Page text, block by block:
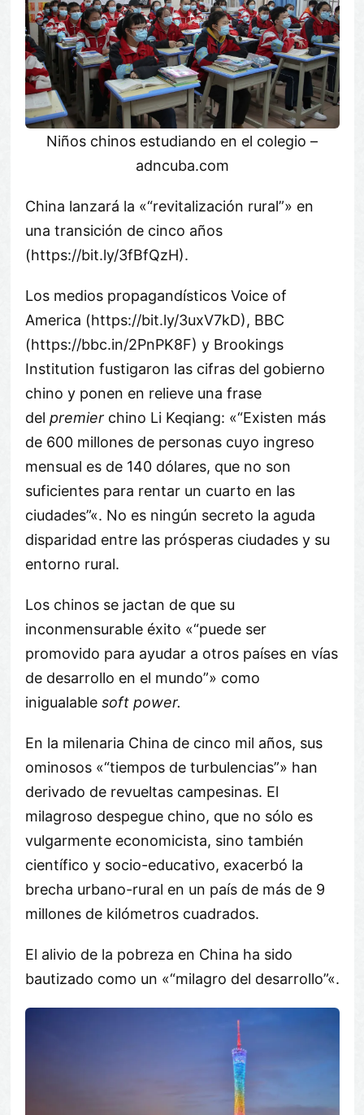
Niños chinos estudiando en el colegio –
adncuba.com
China lanzará la « revitalización rural » en
una transición de cinco años
(https://bit.ly/3fBfQzH).
Los medios propagandísticos Voice of
America (https://bit.ly/3uxV7kD), BBC
(https://bbc.in/2PnPK8F) y Brookings
Institution fustigaron las cifras del gobierno
chino y ponen en relieve una frase
del premierchino Li Keqiang: « Existen más
de 600 millones de personas cuyo ingreso
mensual es de 140 dólares, que no son
suficientes para rentar un cuarto en las
ciudades «. No es ningún secreto la aguda
disparidad entre las prósperas ciudades y su
entorno rural.
Los chinos se jactan de que su
inconmensurable éxito « puede ser
promovido para ayudar a otros países en vías
de desarrollo en el mundo » como
inigualable soft power.
En la milenaria China de cinco mil años, sus
ominosos « tiempos de turbulencias » han
derivado de revueltas campesinas. El
milagroso despegue chino, que no sólo es
vulgarmente economicista, sino también
científico y socio-educativo, exacerbó la
brecha urbano-rural en un país de más de 9
millones de kilómetros cuadrados.
El alivio de la pobreza en China ha sido
bautizado como un « milagro del desarrollo «.